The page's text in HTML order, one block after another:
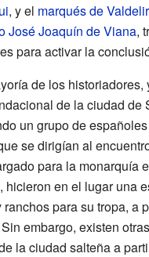
, y el marqués de
José Joaquín de Viana,
para activar la
de los
de la ciudad
un grupo de
se dirigían al
para la monarquía
hicieron en el lugar una
para su tropa, a
embargo, existen
la ciudad salteña a